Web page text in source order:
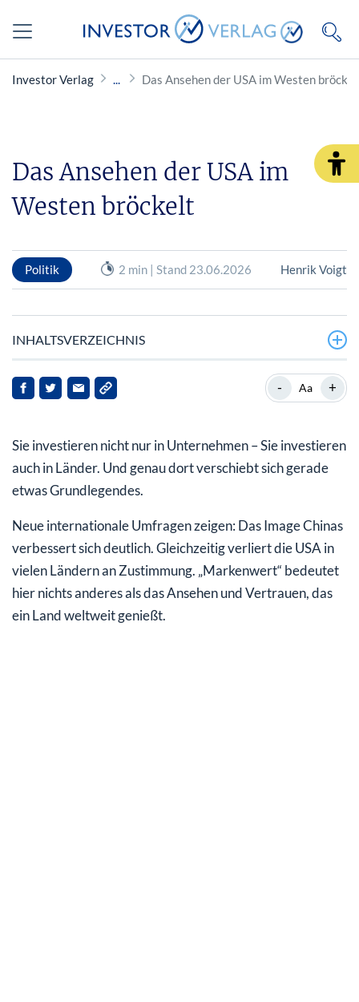
Investor Verlag Das Ansehen der USA im Westen
Das Ansehen der USA im
Westen bröckelt
Politik 2 min | Stand 23.06.2026 Henrik Voigt
INHALTSVERZEICHNIS
Image USA und China: Die Stimmung kippt
Was bedeutet das für Sie als Anleger?
- Aa +
Sie investieren nicht nur in Unternehmen – Sie investieren
auch in Länder. Und genau dort verschiebt sich gerade
etwas Grundlegendes.
Neue internationale Umfragen zeigen: Das Image Chinas
verbessert sich deutlich. Gleichzeitig verliert die USA in
vielen Ländern an Zustimmung. „Markenwert“ bedeutet
hier nichts anderes als das Ansehen und Vertrauen, das
ein Land weltweit genießt.